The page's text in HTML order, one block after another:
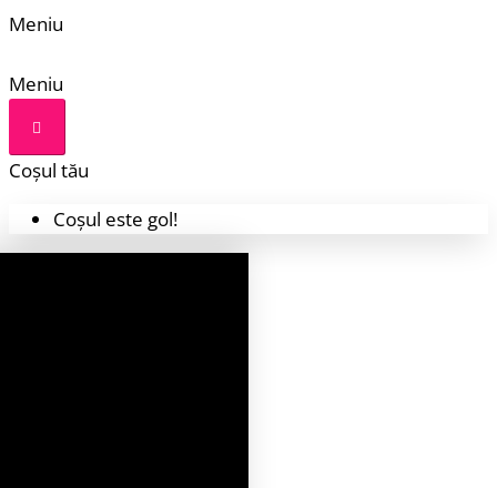
Meniu
Meniu
Coșul tău
Coșul este gol!